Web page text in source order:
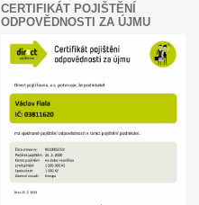
CERTIFIKÁT POJIŠTĚNÍ
ODPOVĚDNOSTI ZA ÚJMU